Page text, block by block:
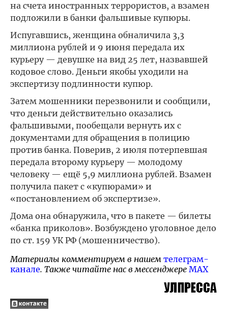
на счета иностранных террористов, а взамен
подложили в банки фальшивые купюры.
Испугавшись, женщина обналичила 3,3
миллиона рублей и 9 июня передала их
курьеру — девушке на вид 25 лет, назвавшей
кодовое слово. Деньги якобы уходили на
экспертизу подлинности купюр.
Затем мошенники перезвонили и сообщили,
что деньги действительно оказались
фальшивыми, пообещали вернуть их с
документами для обращения в полицию
против банка. Поверив, 2 июля потерпевшая
передала второму курьеру — молодому
человеку — ещё 5,9 миллиона рублей. Взамен
получила пакет с «купюрами» и
«постановлением об экспертизе».
Дома она обнаружила, что в пакете — билеты
«банка приколов». Возбуждено уголовное дело
по ст. 159 УК РФ (мошенничество).
Материалы комментируем в нашем телеграм-
канале. Также читайте нас в мессенджере MAX